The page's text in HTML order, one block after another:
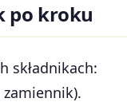
po kroku
składnikach: